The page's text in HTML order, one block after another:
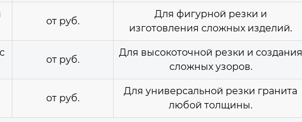
от руб.
Для фигурной резки и
изготовления сложных изделий.
от руб.
Для высокоточной резки и создания
сложных узоров.
от руб.
Для универсальной резки гранита
любой толщины.